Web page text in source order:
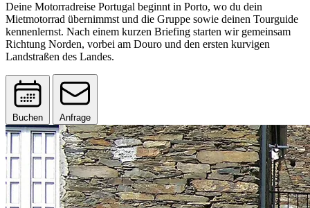
Deine Motorradreise Portugal beginnt in Porto, wo du dein
Mietmotorrad übernimmst und die Gruppe sowie deinen Tourguide
kennenlernst. Nach einem kurzen Briefing starten wir gemeinsam
Richtung Norden, vorbei am Douro und den ersten kurvigen
Landstraßen des Landes.
Buchen Anfrage